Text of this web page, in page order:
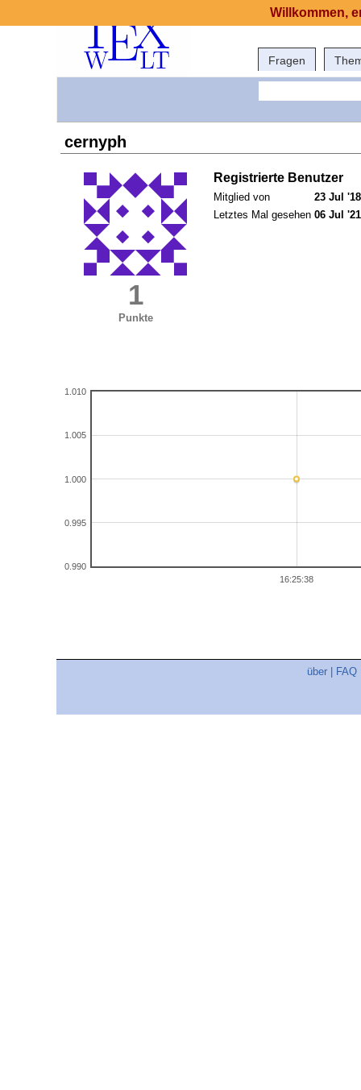
Fragen
cernyph
1
Punkte
Registrierte Benutzer
Mitglied von
23 Jul
Letztes Mal gesehen 06 Jul
16:25:38
0.990
0.995
1.000
1.005
1.010
über FAQ
Willkommen,